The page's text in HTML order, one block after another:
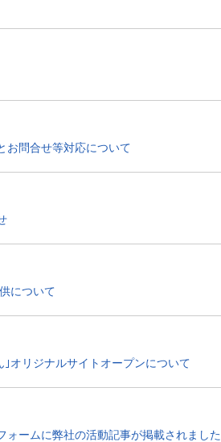
お問合せ等対応について
について
オリジナルサイトオープンについて
ォームに弊社の活動記事が掲載されました